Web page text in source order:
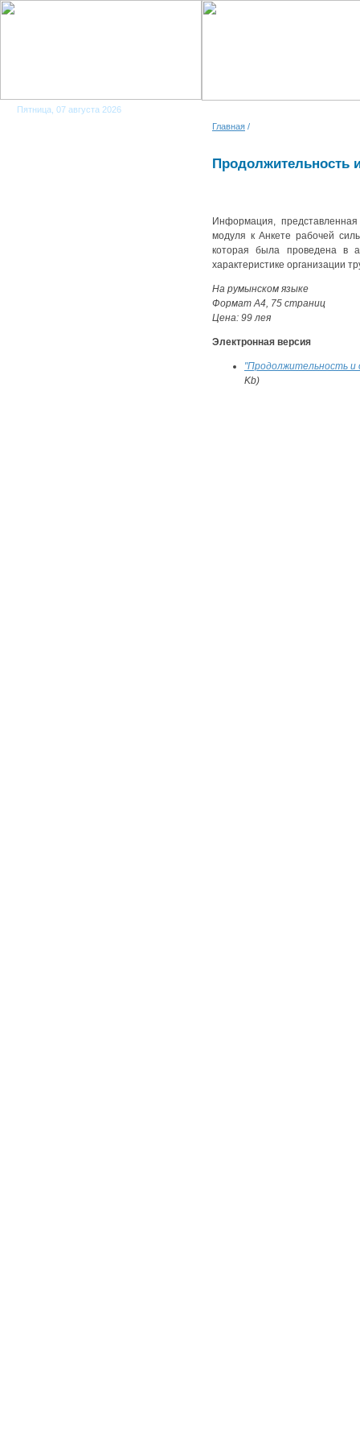
Пятница, 07 августа 2026
Главная /
Продолжительность
Информация,
модуля к Анкете рабочей
которая была проведена в
характеристике организации
На румынском языкe
Формaт A4, 75 страниц
Цена: 99 лея
Электронная версия
"Продолжительность и
Kb)